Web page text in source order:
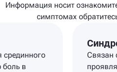
Информация носит
симптомах
срединного
боль в
Связан